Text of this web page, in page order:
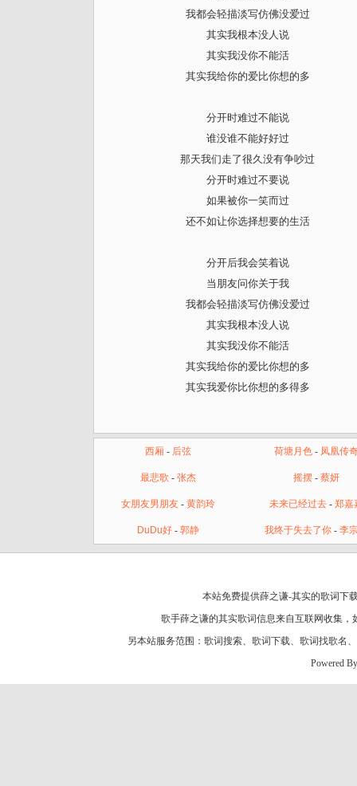
我都会轻描淡写仿佛没爱过
其实我根本没人说
其实我没你不能活
其实我给你的爱比你想的多
分开时难过不能说
谁没谁不能好好过
那天我们走了很久没有争吵过
分开时难过不要说
如果被你一笑而过
还不如让你选择想要的生活
分开后我会笑着说
当朋友问你关于我
我都会轻描淡写仿佛没爱过
其实我根本没人说
其实我没你不能活
其实我给你的爱比你想的多
其实我爱你比你想的多得多
西厢 - 后弦 荷塘月色- 凤凰传
最悲歌 - 张杰 摇摆- 蔡妍
女朋友男朋友- 黄韵玲 未来已经过去- 郑嘉
DuDu好- 郭静 我终于失去了你- 李
本站免费提供薛之谦-其实的歌词下
歌手薛之谦的其实歌词信息来自互联网收集，
另本站服务范围： 歌词搜索、 歌词下载、 歌词找歌名 、
Powered